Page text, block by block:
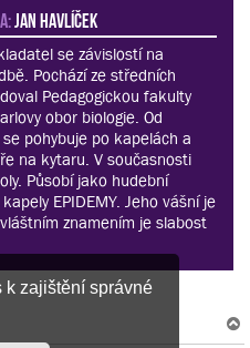
k zajištění správné
Jan Havlíček
se závislostí na
Pochází ze středních
Pedagogickou fakulty
obor biologie. Od
pohybuje po kapelách a
na kytaru. V současnosti
Působí jako hudební
EPIDEMY. Jeho vášní je
znamením je slabost